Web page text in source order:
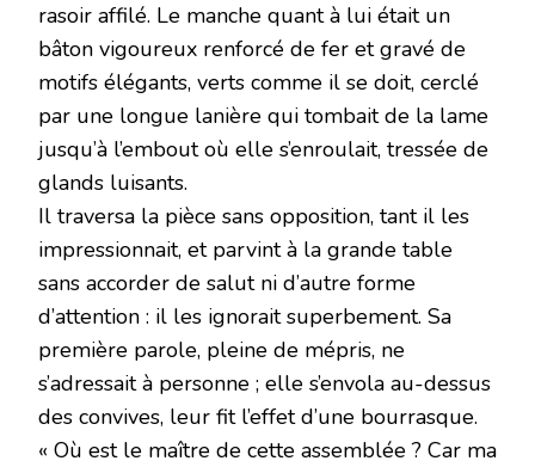
rasoir affilé. Le manche quant à lui était un
bâton vigoureux renforcé de fer et gravé de
motifs élégants, verts comme il se doit, cerclé
par une longue lanière qui tombait de la lame
jusqu’à l’embout où elle s’enroulait, tressée de
glands luisants.
Il traversa la pièce sans opposition, tant il les
impressionnait, et parvint à la grande table
sans accorder de salut ni d’autre forme
d’attention : il les ignorait superbement. Sa
première parole, pleine de mépris, ne
s’adressait à personne ; elle s’envola au-dessus
des convives, leur fit l’effet d’une bourrasque.
« Où est le maître de cette assemblée ? Car ma